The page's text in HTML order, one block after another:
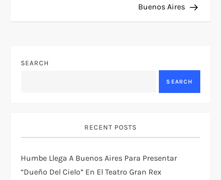
a
g
a
Buenos Aires
SEARCH
SEARCH
RECENT POSTS
Humbe Llega A Buenos Aires Para Presentar
“Dueño Del Cielo” En El Teatro Gran Rex